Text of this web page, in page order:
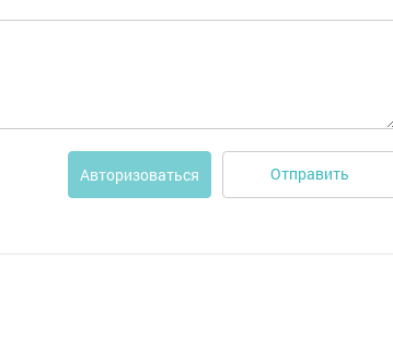
Авторизоваться Отправить